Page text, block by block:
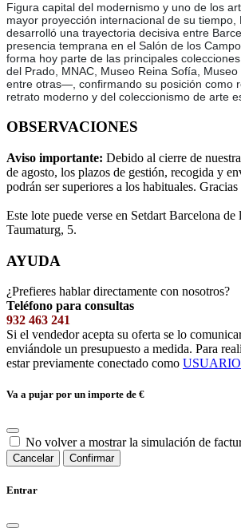
Figura capital del modernismo y uno de los
mayor proyección internacional de su tiempo,
desarrolló una trayectoria decisiva entre
presencia temprana en el Salón de los
forma hoy parte de las principales
del Prado, MNAC, Museo Reina Sofía,
entre otras—, confirmando su posición como
retrato moderno y del coleccionismo de arte
OBSERVACIONES
Aviso importante: Debido al cierre de
de agosto, los plazos de gestión, recogida y
podrán ser superiores a los habituales.
Este lote puede verse en Setdart Barcelona
Taumaturg, 5.
AYUDA
¿Prefieres hablar directamente con nosotros?
Teléfono para consultas
932 463 241
Si el vendedor acepta su oferta se lo
enviándole un presupuesto a medida. Para
estar previamente conectado como USUARIO
Va a pujar por un importe de €
No volver a mostrar la simulación de
Cancelar Confirmar
Entrar